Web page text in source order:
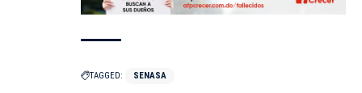
TAGGED: SENASA